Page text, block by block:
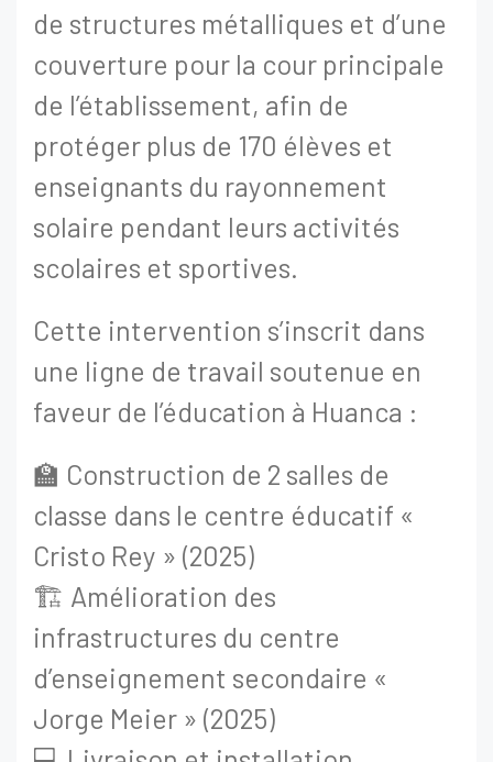
de structures métalliques et d’une
couverture pour la cour principale
de l’établissement, afin de
protéger plus de 170 élèves et
enseignants du rayonnement
solaire pendant leurs activités
scolaires et sportives.
Cette intervention s’inscrit dans
une ligne de travail soutenue en
faveur de l’éducation à Huanca :
🏫 Construction de 2 salles de
classe dans le centre éducatif «
Cristo Rey » (2025)
🏗️ Amélioration des
infrastructures du centre
d’enseignement secondaire «
Jorge Meier » (2025)